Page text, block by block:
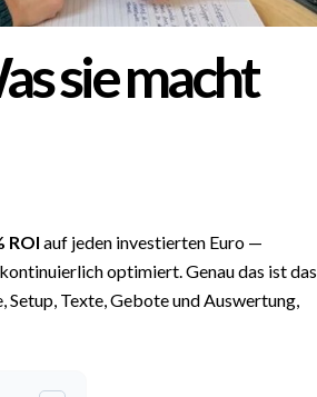
sie macht
ROI auf jeden investierten Euro —
optimiert. Genau das ist das
Texte, Gebote und Auswertung,